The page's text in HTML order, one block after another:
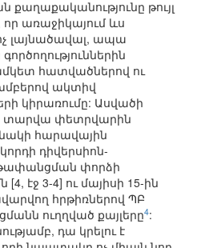
թույլ
որ առաջիկայում ևս
լայնածավալ, ապա
հատվածներով ու
ակտիվ
կիրառումը: Ասվածի
տարվա փետրվարին
հարավային
դիվերսիոն-
փորձի
էջ 3-4] ու մայիսի 15-ին
հրթիռներով ՊԲ
ուղղված քայլերը4:
դա կրելու է